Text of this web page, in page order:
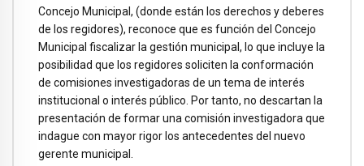
Concejo Municipal, (donde están los derechos y deberes
de los regidores), reconoce que es función del Concejo
Municipal fiscalizar la gestión municipal, lo que incluye la
posibilidad que los regidores soliciten la conformación
de comisiones investigadoras de un tema de interés
institucional o interés público. Por tanto, no descartan la
presentación de formar una comisión investigadora que
indague con mayor rigor los antecedentes del nuevo
gerente municipal.